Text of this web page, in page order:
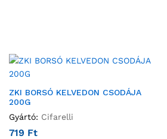
ZKI BORSÓ KELVEDON CSODÁJA
200G
Gyártó: Cifarelli
719 Ft